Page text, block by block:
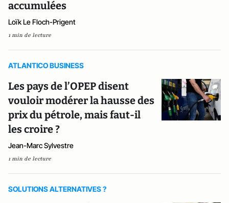
accumulées
Loïk Le Floch-Prigent
1 min de lecture
ATLANTICO BUSINESS
Les pays de l’OPEP disent
vouloir modérer la hausse des
prix du pétrole, mais faut-il
les croire ?
Jean-Marc Sylvestre
1 min de lecture
SOLUTIONS ALTERNATIVES ?